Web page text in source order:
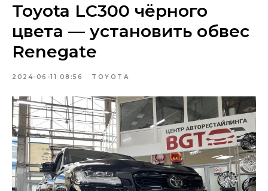
Toyota LC300 чёрного
цвета — установить обвес
Renegate
2024-06-11 08:56 TOYOTA